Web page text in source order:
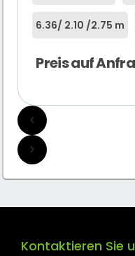
6.36/ 2.10 /2.75 m
Preis auf
Kontaktieren Sie